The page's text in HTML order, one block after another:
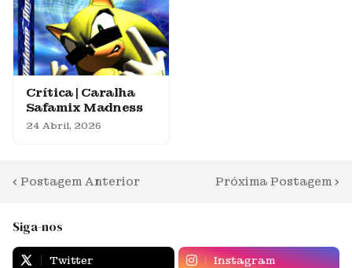
Crítica | Caralha
Safamix Madness
24 Abril, 2026
Postagem Anterior Próxima Postagem
Siga-nos
Twitter Instagram